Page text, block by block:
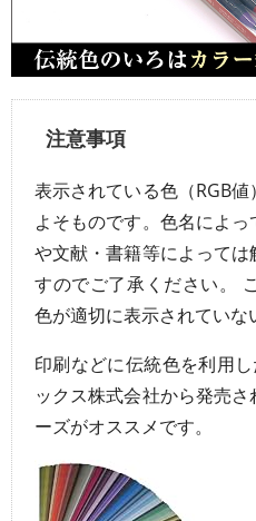
注意事項
表示されている色（RGB
よそものです。色名によ
や文献・書籍等によって
すのでご了承ください。
色が適切に表示されていな
印刷などに伝統色を利用
ックス株式会社から発売
ーズがオススメです。